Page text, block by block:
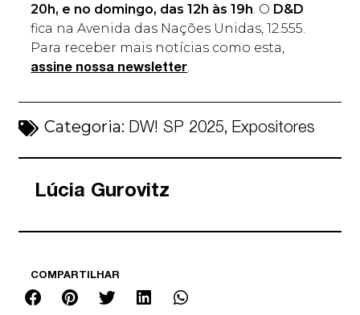
20h, e no domingo, das 12h às 19h . O D&D
fica na Avenida das Nações Unidas, 12.555.
Para receber mais notícias como esta,
assine nossa newsletter
Categoria: DW! SP 2025, Expositores
Lúcia Gurovitz
COMPARTILHAR